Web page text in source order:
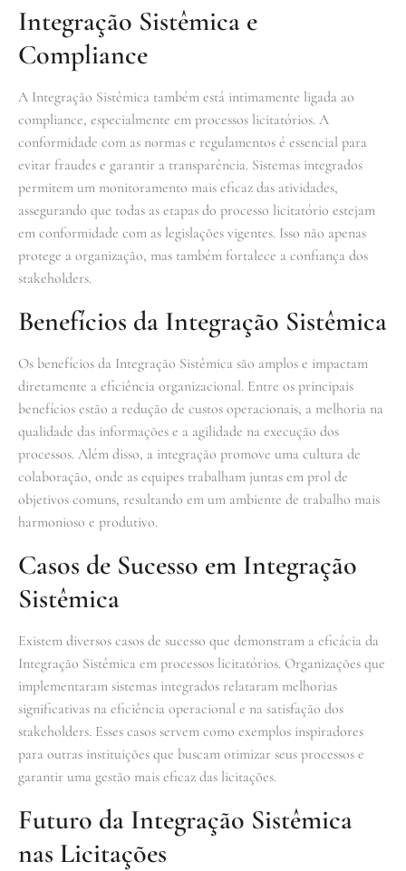
Integração Sistêmica e
Compliance
A Integração Sistêmica também está intimamente ligada ao
compliance, especialmente em processos licitatórios. A
conformidade com as normas e regulamentos é essencial para
evitar fraudes e garantir a transparência. Sistemas integrados
permitem um monitoramento mais eficaz das atividades,
assegurando que todas as etapas do processo licitatório estejam
em conformidade com as legislações vigentes. Isso não apenas
protege a organização, mas também fortalece a confiança dos
stakeholders.
Benefícios da Integração Sistêmica
Os benefícios da Integração Sistêmica são amplos e impactam
diretamente a eficiência organizacional. Entre os principais
benefícios estão a redução de custos operacionais, a melhoria na
qualidade das informações e a agilidade na execução dos
processos. Além disso, a integração promove uma cultura de
colaboração, onde as equipes trabalham juntas em prol de
objetivos comuns, resultando em um ambiente de trabalho mais
harmonioso e produtivo.
Casos de Sucesso em Integração
Sistêmica
Existem diversos casos de sucesso que demonstram a eficácia da
Integração Sistêmica em processos licitatórios. Organizações que
implementaram sistemas integrados relataram melhorias
significativas na eficiência operacional e na satisfação dos
stakeholders. Esses casos servem como exemplos inspiradores
para outras instituições que buscam otimizar seus processos e
garantir uma gestão mais eficaz das licitações.
Futuro da Integração Sistêmica
nas Licitações